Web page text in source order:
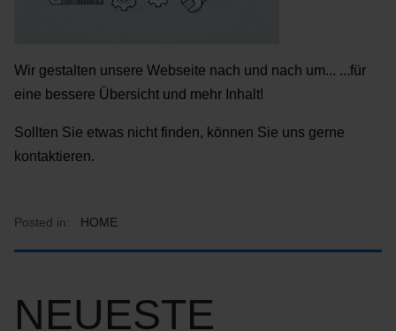
Wir gestalten unsere Webseite nach und nach um... ...für
eine bessere Übersicht und mehr Inhalt!
Sollten Sie etwas nicht finden, können Sie uns gerne
kontaktieren.
Posted in: HOME
NEUESTE